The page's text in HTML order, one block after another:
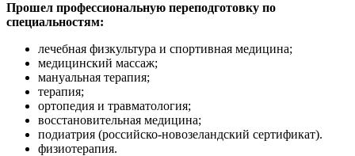
Прошел профессиональную переподготовку по
специальностям:
лечебная физкультура и спортивная медицина;
медицинский массаж;
мануальная терапия;
терапия;
ортопедия и травматология;
восстановительная медицина;
подиатрия (российско-новозеландский сертификат).
физиотерапия.